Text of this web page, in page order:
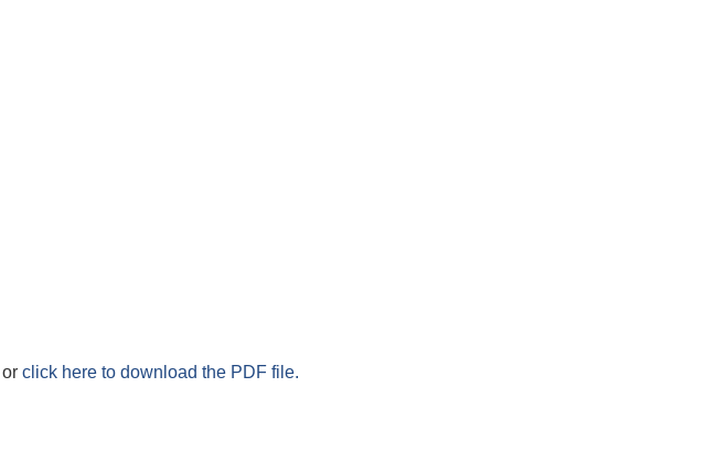
or click here to download the PDF file.